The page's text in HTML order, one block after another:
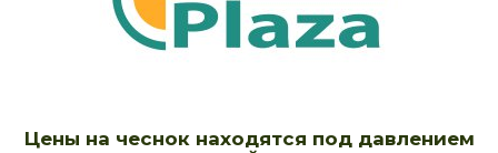
Цены на чеснок находятся под давлением